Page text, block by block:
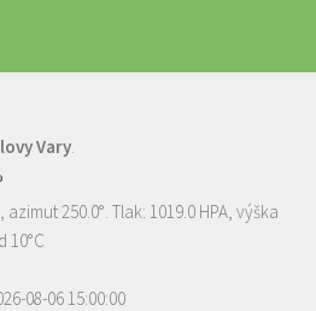
Vary.
250.0°. Tlak: 1019.0 HPA, výška
10°C
08-06 15:00:00